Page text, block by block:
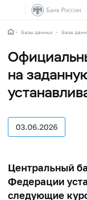
Базы данных База
на
03.06.2026
Центральный
Федерации
следующие